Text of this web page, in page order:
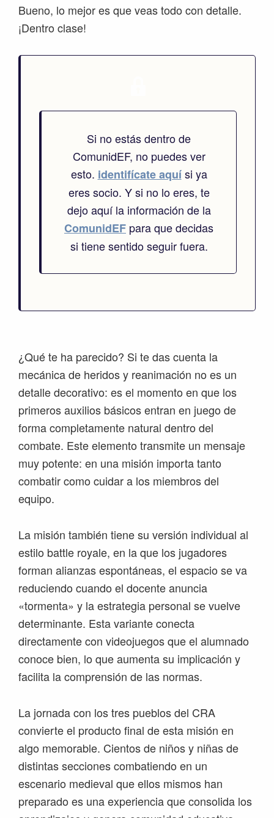
Bueno, lo mejor es que veas todo con detalle.
¡Dentro clase!
Si no estás dentro de
ComunidEF, no puedes ver
esto. identifícate aquísi ya
eres socio. Y si no lo eres, te
dejo aquí la información de la
ComunidEF para que decidas
si tiene sentido seguir fuera.
¿Qué te ha parecido? Si te das cuenta la
mecánica de heridos y reanimación no es un
detalle decorativo: es el momento en que los
primeros auxilios básicos entran en juego de
forma completamente natural dentro del
combate. Este elemento transmite un mensaje
muy potente: en una misión importa tanto
combatir como cuidar a los miembros del
equipo.
La misión también tiene su versión individual al
estilo battle royale, en la que los jugadores
forman alianzas espontáneas, el espacio se va
reduciendo cuando el docente anuncia
«tormenta» y la estrategia personal se vuelve
determinante. Esta variante conecta
directamente con videojuegos que el alumnado
conoce bien, lo que aumenta su implicación y
facilita la comprensión de las normas.
La jornada con los tres pueblos del CRA
convierte el producto final de esta misión en
algo memorable. Cientos de niños y niñas de
distintas secciones combatiendo en un
escenario medieval que ellos mismos han
preparado es una experiencia que consolida los